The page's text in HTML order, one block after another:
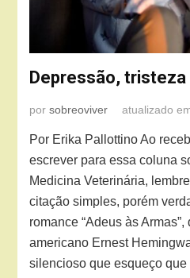
Depressão,
porsobreoviver atualizado
Por Erika Pallottino Ao
escrever para essa coluna
Medicina Veterinária,
citação simples, porém
romance “Adeus às
americano Ernest
silencioso que esqueço que